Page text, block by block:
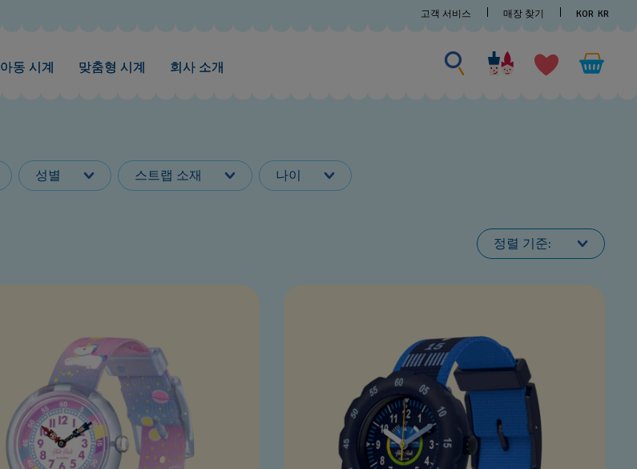
고객 서비스 매장 찾기 KOR KR
아동 시계 맞춤형 시계 회사 소개
검
색
성별 스트랩 소재 나이
정렬 기준